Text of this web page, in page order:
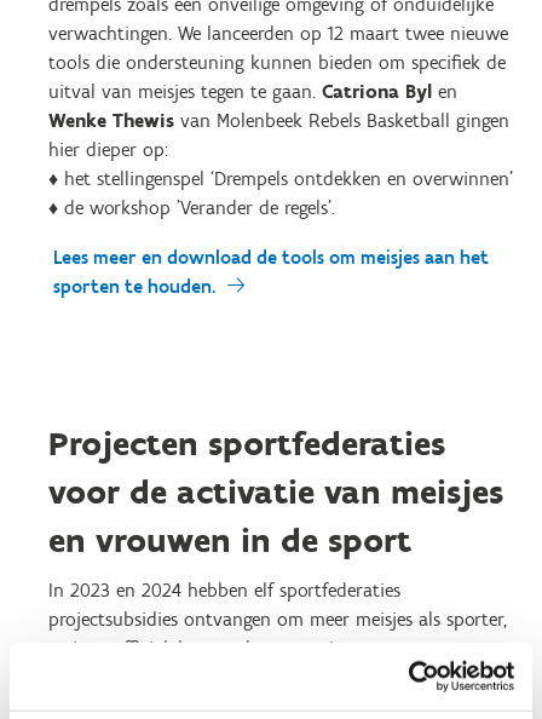
verwachtingen. We lanceerden op 12 maart twee nieuwe
tools die ondersteuning kunnen bieden om specifiek de
uitval van meisjes tegen te gaan. Catriona Byl en
Wenke Thewis van Molenbeek Rebels Basketball gingen
hier dieper op:
♦ het stellingenspel ‘Drempels ontdekken en overwinnen’
♦ de workshop 'Verander de regels'.
Lees meer en download de tools om meisjes aan het
sporten te houden.
Projecten sportfederaties
voor de activatie van meisjes
en vrouwen in de sport
In 2023 en 2024 hebben elf sportfederaties
projectsubsidies ontvangen om meer meisjes als sporter,
trainer, official, bestuurder… te activeren voor meer
meisjes en vrouwen in basketbal, boksen, handbal,
hockey, rugby, skaten, voetbal, volleybal, wielrennen,